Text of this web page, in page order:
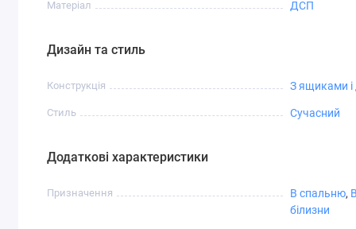
Матеріал ДСП
Дизайн та стиль
Конструкція З ящиками
Стиль Сучасний
Додаткові характеристики
Призначення В спальню,
білизни